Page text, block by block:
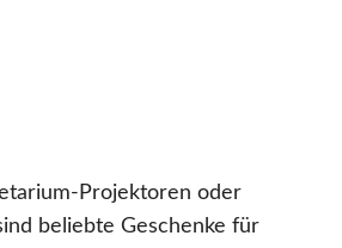
Projektoren oder
beliebte Geschenke für